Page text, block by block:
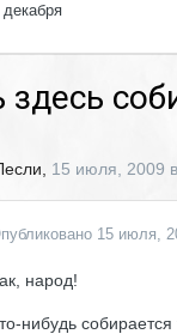
здесь
15 июля, 2009 в
15 июля,
народ!
нибудь